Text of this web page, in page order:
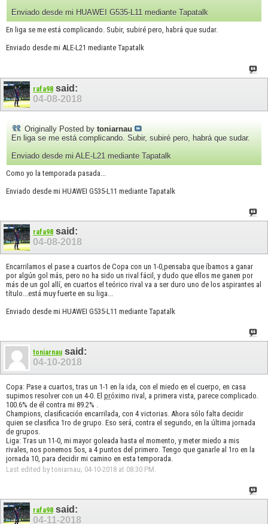
Enviado desde mi HUAWEI G535-L11 mediante Tapatalk
En liga se me está complicando. Subir, subiré pero, habrá que sudar.
Enviado desde mi ALE-L21 mediante Tapatalk
rafa98 said:
04-08-2018
Originally Posted by toniarnau
En liga se me está complicando. Subir, subiré pero, habrá que sudar.
Enviado desde mi ALE-L21 mediante Tapatalk
Como yo la temporada pasada...
Enviado desde mi HUAWEI G535-L11 mediante Tapatalk
rafa98 said:
04-08-2018
Encarrilamos el pase a cuartos de Copa con un 1-0,pensaba que íbamos a ganar
por algún gol más, pero no ha sido un rival fácil, y dudo que ellos me ganen por
más de un gol allí, en cuartos el teórico rival va a ser duro uno de los aspirantes al
título...está muy fuerte en su liga...
Enviado desde mi HUAWEI G535-L11 mediante Tapatalk
toniarnau said:
04-10-2018
Copa: Pase a cuartos, tras un 1-1 en la ida, con el miedo en el cuerpo, en casa
supimos resolver con un 4-0. El próximo rival, a primera vista, parece complicado.
100.6% de él contra mi 89.2% .
Champions, clasificación encarrilada, con 4 victorias. Ahora sólo falta decidir
quien se clasifica 1ro de grupo. Eso será, contra el segundo, en la última jornada
de grupos.
Liga: Tras un 11-0, mi mayor goleada hasta el momento, y meter miedo a mis
rivales, nos ponemos 5os, a 4 puntos del primero. Tengo que ganarle al 1ro en la
jornada 10, para decidir mi camino en esta temporada.
Last edited by toniarnau; 04-10-2018 at 08:30 PM
rafa98 said:
04-11-2018